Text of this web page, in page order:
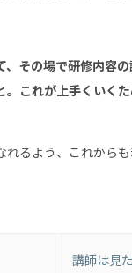
、その場で研修内容
。これが上手くいく
れるよう、これから
講師は見